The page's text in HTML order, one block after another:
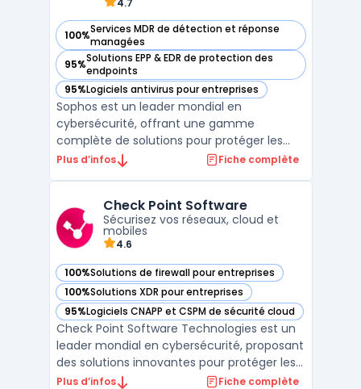
100%Services MDR de détection et réponse
managées
— voir Sophos dans cette catégorie
95%Solutions EPP & EDR de protection des
endpoints
— voir Sophos dans cette catégorie
95%Logiciels antivirus pour entreprises
— voir Sophos dans cette catégorie
Sophos est un leader mondial en
cybersécurité, offrant une gamme
complète de solutions pour protéger les
endpoints, les réseaux, les applications
technologies avancées avec une gestion
centralisée pour simplifier la cybers ...
Plus d’infos Fiche complète
Check Point Software
Sécurisez vos réseaux, cloud et
mobiles
4.6
100%Solutions de firewall pour entreprises
— voir Check Point Software dans cette catégorie
100%Solutions XDR pour entreprises
— voir Check Point Software dans cette catégorie
95%Logiciels CNAPP et CSPM de sécurité cloud
— voir Check Point Software dans cette catégorie
Check Point Software Technologies est un
leader mondial en cybersécurité, proposant
des solutions innovantes pour protéger les
entreprises contre les cybermenaces de
Plus d’infos Fiche complète